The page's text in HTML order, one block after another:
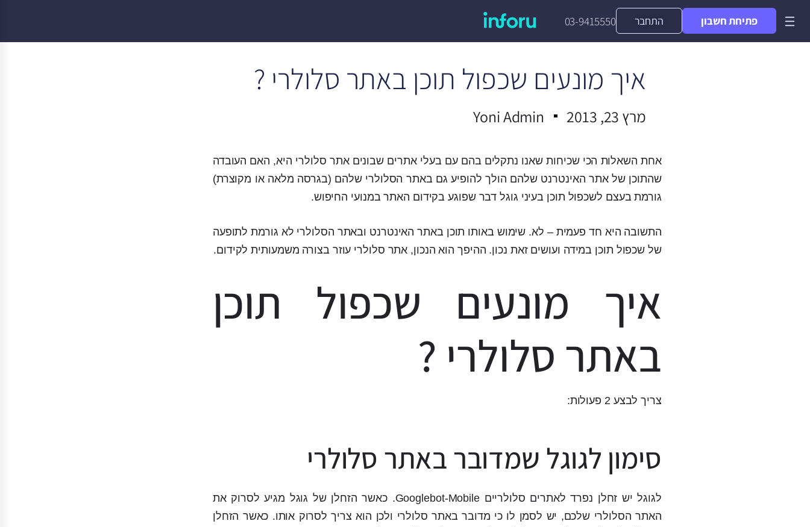
03-9415550 התחבר פתיחת חשבון
איך מונעים שכפול תוכן באתר סלולרי ?
מרץ 23, 2013 Yoni Admin
אחת השאלות הכי שכיחות שאנו נתקלים בהם עם בעלי אתרים שבונים אתר סלולרי היא, האם העובדה
שהתוכן של אתר האינטרנט שלהם הולך להופיע גם באתר הסלולרי שלהם (בגרסה מלאה או מקוצרת)
גורמת בעצם לשכפול תוכן בעיני גוגל דבר שפוגע בקידום האתר במנועי החיפוש.
התשובה היא חד פעמית – לא. שימוש באותו תוכן באתר האינטרנט ובאתר הסלולרי לא גורמת לתופעה
של שכפול תוכן במידה ועושים זאת נכון. ההיפך הוא הנכון, אתר סלולרי עוזר בצורה משמעותית לקידום.
איך מונעים שכפול תוכן
באתר סלולרי ?
צריך לבצע 2 פעולות:
סימון לגוגל שמדובר באתר סלולרי
לגוגל יש זחלן נפרד לאתרים סלולריים Googlebot-Mobile. כאשר הזחלן של גוגל מגיע לסרוק את
האתר הסלולרי שלכם, יש לסמן לו כי מדובר באתר סלולרי ולכן הוא צריך לסרוק אותו. כאשר הזחלן